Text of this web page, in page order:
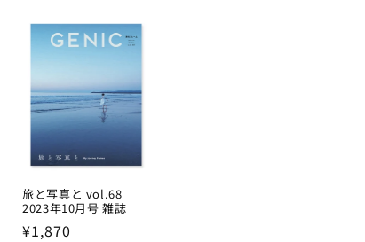
旅と写真と vol.68
2023年10月号 雑誌
Regular
¥1,870